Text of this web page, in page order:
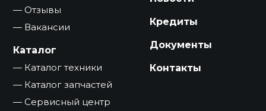
Отзывы
Вакансии
Каталог
Каталог техники
Каталог запчастей
Сервисный центр
Кредиты
Документы
Контакты